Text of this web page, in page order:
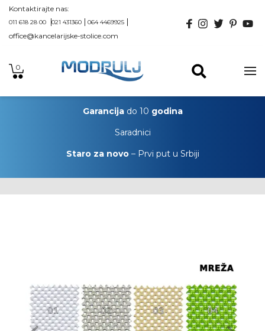
Kontaktirajte nas:
011 618 28 00 021 431360 064 4469925
office@kancelarijske-stolice.com
0
Garancijado 10 godina
Saradnici
Staro za novo– Prvi put u Srbiji